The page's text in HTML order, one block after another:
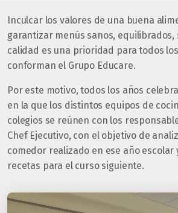
Inculcar los valores de una buena
garantizar menús sanos, equilibrados,
calidad es una prioridad para todos
conforman el Grupo Educare.
Por este motivo, todos los años
en la que los distintos equipos de
colegios se reúnen con los
Chef Ejecutivo, con el objetivo de
comedor realizado en ese año
recetas para el curso siguiente.